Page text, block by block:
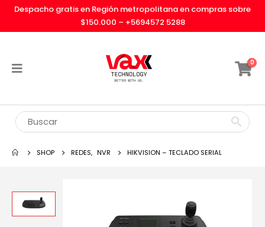
Despacho gratis en Región metropolitana en compras sobre
$150.000 – +5694572 5288
0
SHOP REDES, NVR HIKVISION – TECLADO SERIAL